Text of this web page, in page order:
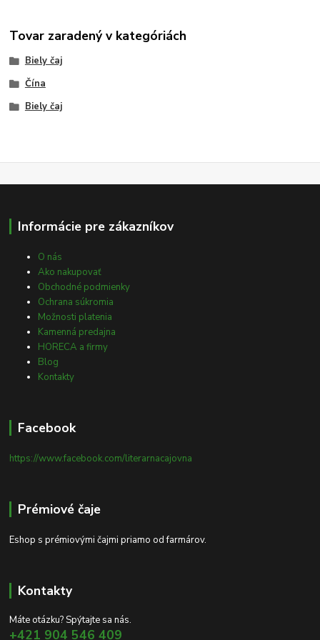
Tovar zaradený v kategóriách
Biely čaj
Čína
Biely čaj
Informácie pre zákazníkov
O nás
Ako nakupovať
Obchodné podmienky
Ochrana súkromia
Možnosti platenia
Kamenná predajna
HORECA a firmy
Blog
Kontakty
Facebook
https://www.facebook.com/literarnacajovna
Prémiové čaje
Eshop s prémiovými čajmi priamo od farmárov.
Kontakty
Máte otázku? Spýtajte sa nás.
+421 904 546 409